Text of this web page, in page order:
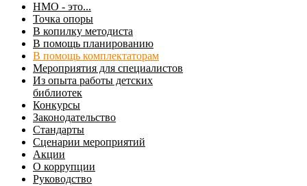
НМО - это...
Точка опоры
В копилку методиста
В помощь планированию
В помощь комплектаторам
Мероприятия для специалистов
Из опыта работы детских
библиотек
Конкурсы
Законодательство
Стандарты
Сценарии мероприятий
Акции
О коррупции
Руководство